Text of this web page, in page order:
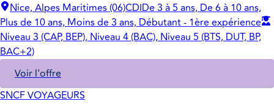
Nice, Alpes Maritimes (06)CDIDe 3 à 5 ans, De 6 à 10 ans,
Plus de 10 ans, Moins de 3 ans, Débutant - 1ère expérience
Niveau 3 (CAP, BEP), Niveau 4 (BAC), Niveau 5 (BTS, DUT, BP,
BAC+2)
Voir l'offre
SNCF VOYAGEURS